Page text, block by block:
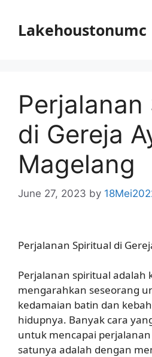
contentLakehoustonumc
di Gereja
Magelang
June 27, 2023 by
Perjalanan Spiritual di
Perjalanan spiritual adalah
mengarahkan seseorang
kedamaian batin dan
hidupnya. Banyak cara
untuk mencapai
satunya adalah dengan